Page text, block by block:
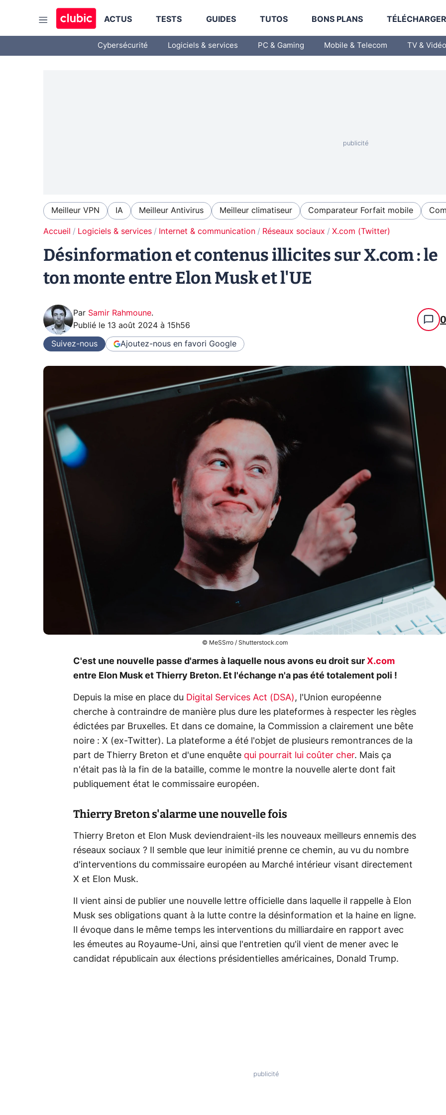
ACTUS TESTS GUIDES TUTOS BONS PLANS
Cybersécurité Logiciels & services PC & Gaming Mobile & Telecom TV & Vidéo
Meilleur VPN IA Meilleur Antivirus Meilleur climatiseur Comparateur Forfait mobile
Accueil Logiciels & services Internet & communication Réseaux sociaux X.com (Twitter)
Désinformation et contenus illicites sur X.com : le
ton monte entre Elon Musk et l'UE
Par Samir Rahmoune.
Publié le 13 août 2024 à 15h56 0
Suivez-nous Ajoutez-nous en favori Google
© MeSSrro / Shutterstock.com
C'est une nouvelle passe d'armes à laquelle nous avons eu droit sur X.com
entre Elon Musk et Thierry Breton. Et l'échange n'a pas été totalement poli !
Depuis la mise en place du Digital Services Act (DSA), l'Union européenne
cherche à contraindre de manière plus dure les plateformes à respecter les règles
édictées par Bruxelles. Et dans ce domaine, la Commission a clairement une bête
noire : X (ex-Twitter). La plateforme a été l'objet de plusieurs remontrances de la
part de Thierry Breton et d'une enquête qui pourrait lui coûter cher. Mais ça
n'était pas là la fin de la bataille, comme le montre la nouvelle alerte dont fait
publiquement état le commissaire européen.
Thierry Breton s'alarme une nouvelle fois
Thierry Breton et Elon Musk deviendraient-ils les nouveaux meilleurs ennemis des
réseaux sociaux ? Il semble que leur inimitié prenne ce chemin, au vu du nombre
d'interventions du commissaire européen au Marché intérieur visant directement
X et Elon Musk.
Il vient ainsi de publier une nouvelle lettre officielle dans laquelle il rappelle à Elon
Musk ses obligations quant à la lutte contre la désinformation et la haine en ligne.
Il évoque dans le même temps les interventions du milliardaire en rapport avec
les émeutes au Royaume-Uni, ainsi que l'entretien qu'il vient de mener avec le
candidat républicain aux élections présidentielles américaines, Donald Trump.